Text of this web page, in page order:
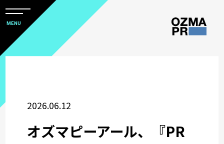
本
文
へ
マ
メ
ニ
ュ
ー
開
MENU
2026.06.12
オズマピーアール、『PR
アワード
企業情報